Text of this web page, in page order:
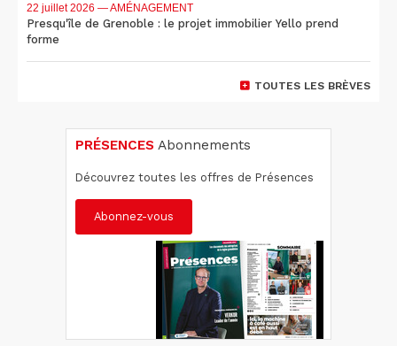
22 juillet 2026 — AMÉNAGEMENT
Presqu'île de Grenoble : le projet immobilier Yello prend
forme
TOUTES LES BRÈVES
PRÉSENCES Abonnements
Découvrez toutes les offres de Présences
Abonnez-vous